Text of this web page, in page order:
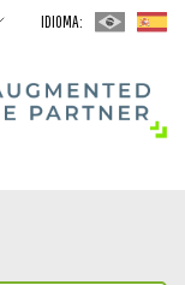
IDIOMA: